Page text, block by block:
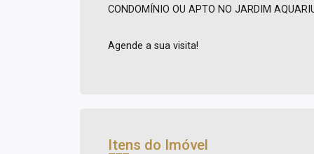
CONDOMÍNIO OU APTO NO JARDIM
Agende a sua visita!
Itens do Imóvel